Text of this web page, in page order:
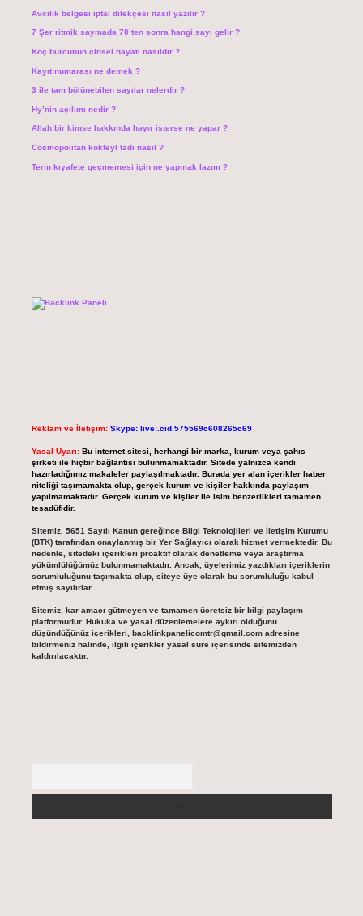
Avcılık belgesi iptal dilekçesi nasıl yazılır ?
7 Şer ritmik saymada 70’ten sonra hangi sayı gelir ?
Koç burcunun cinsel hayatı nasıldır ?
Kayıt numarası ne demek ?
3 ile tam bölünebilen sayılar nelerdir ?
Hy’nin açılımı nedir ?
Allah bir kimse hakkında hayır isterse ne yapar ?
Cosmopolitan kokteyl tadı nasıl ?
Terin kıyafete geçmemesi için ne yapmak lazım ?
Reklam ve İletişim: Skype: live:.cid.575569c608265c69
Yasal Uyarı: Bu internet sitesi, herhangi bir marka, kurum veya şahıs
şirketi ile hiçbir bağlantısı bulunmamaktadır. Sitede yalnızca kendi
hazırladığımız makaleler paylaşılmaktadır. Burada yer alan içerikler haber
niteliği taşımamakta olup, gerçek kurum ve kişiler hakkında paylaşım
yapılmamaktadır. Gerçek kurum ve kişiler ile isim benzerlikleri tamamen
tesadüfidir.
Sitemiz, 5651 Sayılı Kanun gereğince Bilgi Teknolojileri ve İletişim Kurumu
(BTK) tarafından onaylanmış bir Yer Sağlayıcı olarak hizmet vermektedir. Bu
nedenle, sitedeki içerikleri proaktif olarak denetleme veya araştırma
yükümlülüğümüz bulunmamaktadır. Ancak, üyelerimiz yazdıkları içeriklerin
sorumluluğunu taşımakta olup, siteye üye olarak bu sorumluluğu kabul
etmiş sayılırlar.
Sitemiz, kar amacı gütmeyen ve tamamen ücretsiz bir bilgi paylaşım
platformudur. Hukuka ve yasal düzenlemelere aykırı olduğunu
düşündüğünüz içerikleri, backlinkpanelicomtr@gmail.comadresine
bildirmeniz halinde, ilgili içerikler yasal süre içerisinde sitemizden
kaldırılacaktır.